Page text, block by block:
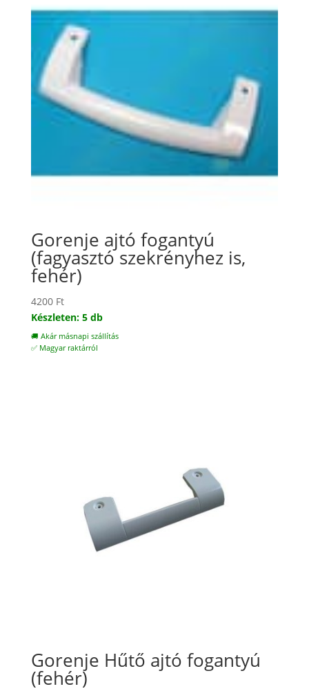
Gorenje ajtó fogantyú
(fagyasztó szekrényhez is,
fehér)
4200 Ft
Készleten: 5 db
🚚 Akár másnapi szállítás
✅ Magyar raktárról
Gorenje Hűtő ajtó fogantyú
(fehér)